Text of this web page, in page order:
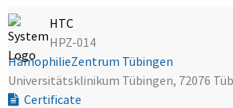
HTC
HPZ-014
HämophilieZentrum Tübingen
Universitätsklinikum Tübingen, 72076
Certificate